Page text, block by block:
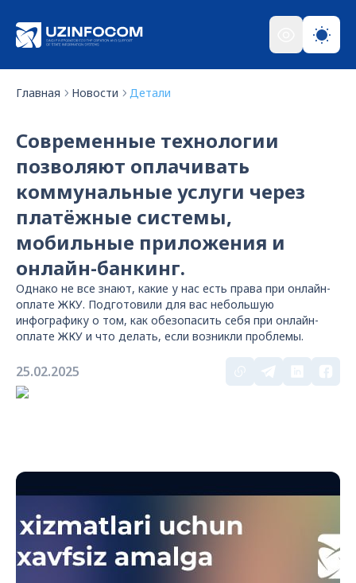
Главная Новости Детали
Современные технологии
позволяют оплачивать
коммунальные услуги через
платёжные системы,
мобильные приложения и
онлайн-банкинг.
Однако не все знают, какие у нас есть права при онлайн-
оплате ЖКУ. Подготовили для вас небольшую
инфографику о том, как обезопасить себя при онлайн-
оплате ЖКУ и что делать, если возникли проблемы.
25.02.2025